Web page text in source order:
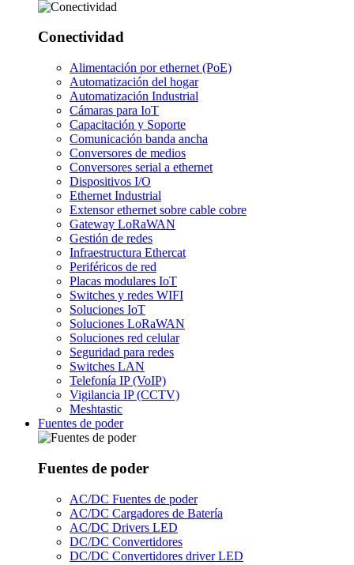
Conectividad
Alimentación por ethernet (PoE)
Automatización del hogar
Automatización Industrial
Cámaras para IoT
Capacitación y Soporte
Comunicación banda ancha
Conversores de medios
Conversores serial a ethernet
Dispositivos I/O
Ethernet Industrial
Extensor ethernet sobre cable cobre
Gateway LoRaWAN
Gestión de redes
Infraestructura Ethercat
Periféricos de red
Placas modulares IoT
Switches y redes WIFI
Soluciones IoT
Soluciones LoRaWAN
Soluciones red celular
Seguridad para redes
Switches LAN
Telefonía IP (VoIP)
Vigilancia IP (CCTV)
Meshtastic
Fuentes de poder
Fuentes de poder
AC/DC Fuentes de poder
AC/DC Cargadores de Batería
AC/DC Drivers LED
DC/DC Convertidores
DC/DC Convertidores driver LED